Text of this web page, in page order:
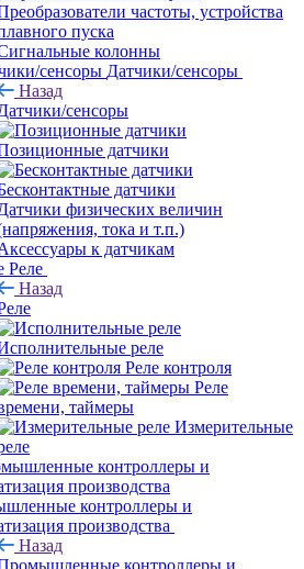
частоты, устройства
пуска
колонны
Датчики/сенсоры
Назад
сенсоры
датчики
датчики
физических величин
тока и т.п.)
к датчикам
Реле
Назад
реле
Реле контроля
Реле
таймеры
Измерительные
контроллеры и
производства
Назад
контроллеры и